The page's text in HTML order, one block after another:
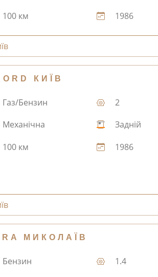
100 км
1986
КИЇВ
Газ/Бензин
2
Механічна
Задній
100 км
1986
МИКОЛАЇВ
Бензин
1.4